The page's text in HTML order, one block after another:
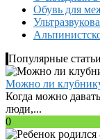
Обувь для
Популярные статьи
Можно ли
Когда можно
люди,...
0